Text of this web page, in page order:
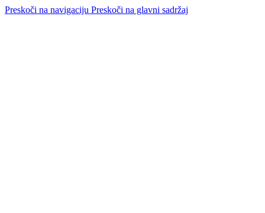
Preskoči na navigaciju Preskoči na glavni sadržaj